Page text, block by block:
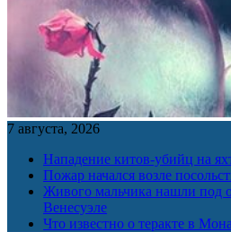
7 августа, 2026
Нападение китов-убийц на
Пожар начался возле
Живого мальчика нашли под
Венесуэле
Что известно о теракте в